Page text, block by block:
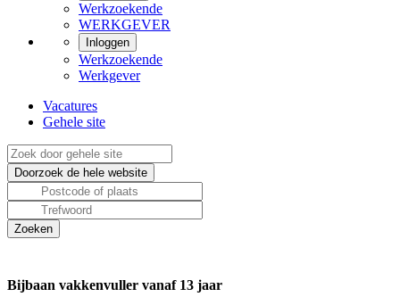
Werkzoekende
WERKGEVER
Inloggen
Werkzoekende
Werkgever
Vacatures
Gehele site
Bijbaan vakkenvuller vanaf 13 jaar